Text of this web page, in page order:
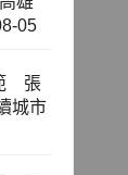
05
張
城市